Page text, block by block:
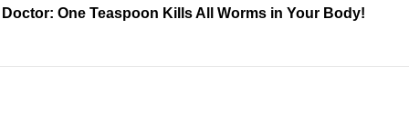
Doctor: One Teaspoon Kills All Worms in Your Body!